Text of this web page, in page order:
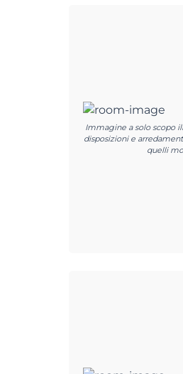
Immagine a solo scopo
disposizioni e
quelli